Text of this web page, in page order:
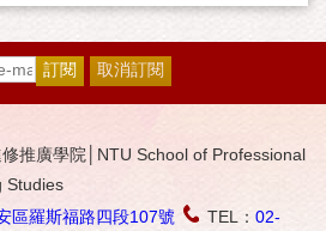
推廣學院│NTU School of Professional
Studies
區羅斯福路四段107號 TEL： 02-